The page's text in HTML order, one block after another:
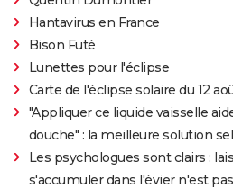
Hantavirus en France
Bison Futé
Lunettes pour l'éclipse
Carte de l'éclipse solaire du 12
"Appliquer ce liquide vaisselle
douche" : la meilleure solution
Les psychologues sont clairs :
s'accumuler dans l'évier n'est